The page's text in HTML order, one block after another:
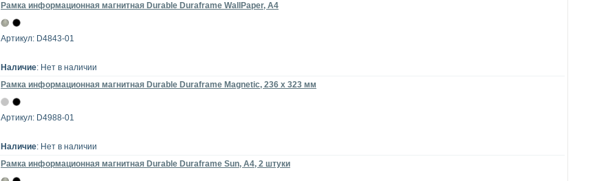
Рамка информационная магнитная Durable Duraframe WallPaper, A4
Артикул: D4843-01
Наличие: Нет в наличии
Рамка информационная магнитная Durable Duraframe Magnetic, 236 x 323 мм
Артикул: D4988-01
Наличие: Нет в наличии
Рамка информационная магнитная Durable Duraframe Sun, A4, 2 штуки